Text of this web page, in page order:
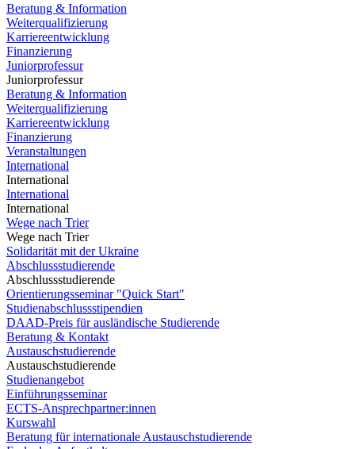
Beratung & Information
Weiterqualifizierung
Karriereentwicklung
Finanzierung
Juniorprofessur
Juniorprofessur
Beratung & Information
Weiterqualifizierung
Karriereentwicklung
Finanzierung
Veranstaltungen
International
International
International
International
Wege nach Trier
Wege nach Trier
Solidarität mit der Ukraine
Abschlussstudierende
Abschlussstudierende
Orientierungsseminar "Quick Start"
Studienabschlussstipendien
DAAD-Preis für ausländische Studierende
Beratung & Kontakt
Austauschstudierende
Austauschstudierende
Studienangebot
Einführungsseminar
ECTS-Ansprechpartner:innen
Kurswahl
Beratung für internationale Austauschstudierende